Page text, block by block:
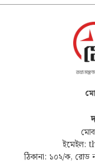
ইমেইল:
ঠিকানা: ১০২/ক, রোড